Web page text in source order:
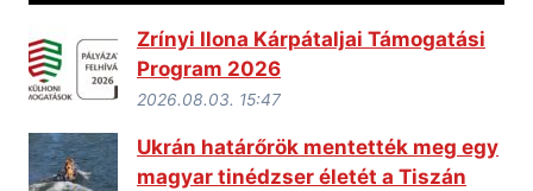
Zrínyi Ilona Kárpátaljai Támogatási
Program 2026
2026.08.03. 15:47
Ukrán határőrök mentették meg egy
magyar tinédzser életét a Tiszán